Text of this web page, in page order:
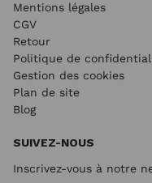
Mentions légales
CGV
Retour
Politique de
Gestion des cookies
Plan de site
Blog
SUIVEZ-NOUS
Inscrivez-vous à notre